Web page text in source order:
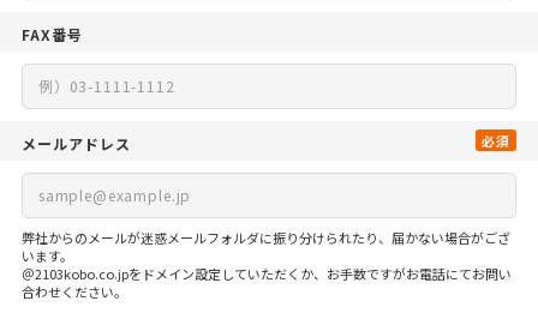
FAX番号
メールアドレス 必須
弊社からのメールが迷惑メールフォルダに振り分けられたり、届かない場合がござ
います。
＠2103kobo.co.jpをドメイン設定していただくか、お手数ですがお電話にてお問い
合わせください。